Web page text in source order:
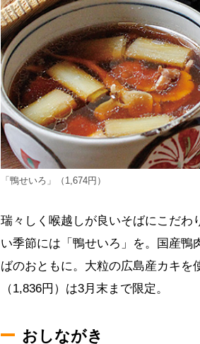
「鴨せいろ」（1,674円）
瑞々しく喉越しが良いそばにこだわ
い季節には「鴨せいろ」を。国産鴨
ばのおともに。大粒の広島産カキを
（1,836円）は3月末まで限定。
おしながき